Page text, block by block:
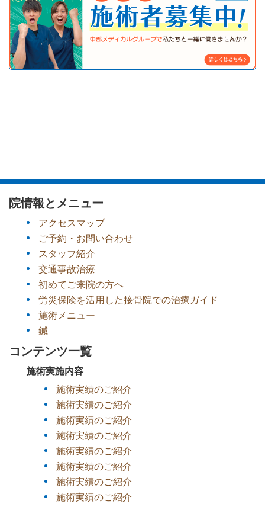
院情報とメニュー
アクセスマップ
ご予約・お問い合わせ
スタッフ紹介
交通事故治療
初めてご来院の方へ
労災保険を活用した接骨院での治療ガイド
施術メニュー
鍼
コンテンツ一覧
施術実施内容
施術実績のご紹介
施術実績のご紹介
施術実績のご紹介
施術実績のご紹介
施術実績のご紹介
施術実績のご紹介
施術実績のご紹介
施術実績のご紹介